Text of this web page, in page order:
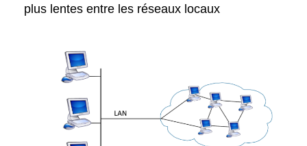
plus lentes entre les réseaux locaux